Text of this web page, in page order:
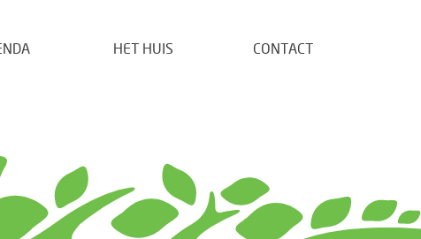
HET HUIS CONTACT